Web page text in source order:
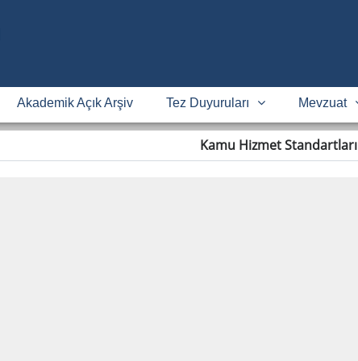
Akademik Açık Arşiv Tez Duyuruları Mevzuat
Kamu Hizmet Standartları